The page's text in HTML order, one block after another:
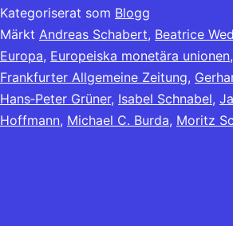
Kategoriserat som Blogg
Märkt Andreas Schabert, Beatrice
Europa, Europeiska monetära unionen,
Frankfurter Allgemeine Zeitung,
Hans‐Peter Grüner, Isabel Schnabel,
Hoffmann, Michael C. Burda, Moritz